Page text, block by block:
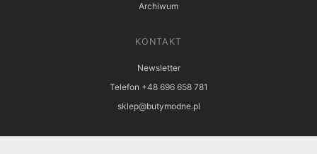
Archiwum
KONTAKT
Newsletter
Telefon +48 696 658 781
sklep@butymodne.pl